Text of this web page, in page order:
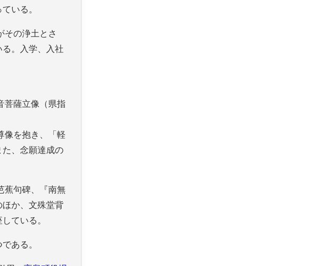
いる。
その浄土とさ
。入学、入社
菩薩立像（県指
像を抱き、「軽
、念願達成の
蕉句碑、『南無
か、文殊堂背
ている。
ある。